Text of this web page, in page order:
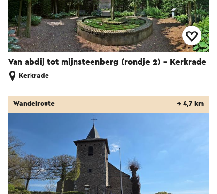
Van abdij tot mijnsteenberg (rondje 2) - Kerkrade
Kerkrade
Wandelroute → 4,7 km